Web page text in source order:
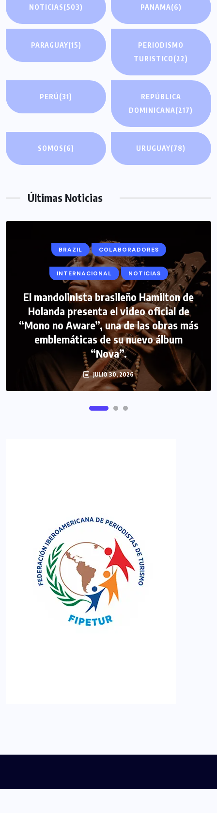
NOTICIAS(503) PANAMA(6)
PARAGUAY(15)
PERIODISMO
TURISTICO(22)
PERÚ(31)
REPÚBLICA
DOMINICANA(217)
SOMOS(6) URUGUAY(78)
Últimas Noticias
BRAZIL COLABORADORES
INTERNACIONAL NOTICIAS
El mandolinista brasileño Hamilton de
Holanda presenta el video oficial de
“Mono no Aware”, una de las obras más
emblemáticas de su nuevo álbum
“Nova”.
JULIO 30, 2026